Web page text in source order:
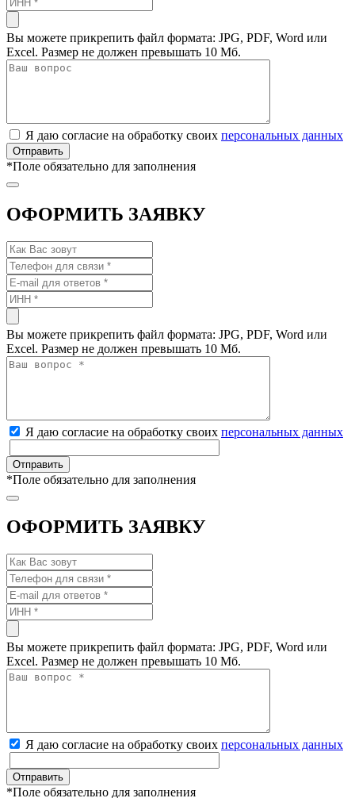
Вы можете прикрепить файл формата: JPG, PDF, Word или
Excel. Размер не должен превышать 10 Мб.
Я даю согласие на обработку своих персональных данных
*Поле обязательно для заполнения
ОФОРМИТЬ ЗАЯВКУ
Вы можете прикрепить файл формата: JPG, PDF, Word или
Excel. Размер не должен превышать 10 Мб.
Я даю согласие на обработку своих персональных данных
*Поле обязательно для заполнения
ОФОРМИТЬ ЗАЯВКУ
Вы можете прикрепить файл формата: JPG, PDF, Word или
Excel. Размер не должен превышать 10 Мб.
Я даю согласие на обработку своих персональных данных
*Поле обязательно для заполнения